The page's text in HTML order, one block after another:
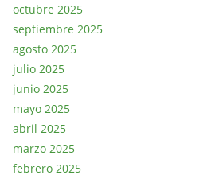
octubre 2025
septiembre 2025
agosto 2025
julio 2025
junio 2025
mayo 2025
abril 2025
marzo 2025
febrero 2025